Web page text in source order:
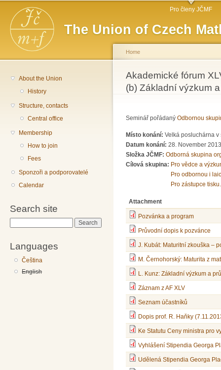
The Union of Czech
Main menu Pro členy JČMF
About the Union
History
Structure, contacts
Central office
Membership
How to join
Fees
Sponzoři a podporovatelé
Calendar
Search site
Languages
Čeština
English
You are here
Home
Akademické fórum
(b) Základní výzkum
Seminář pořádaný Odbornou
Místo konání: Velká posluchárna v
Datum konání: 28. November
Složka JČMF: Odborná skupina
Cílová skupina: Pro vědce a
Pro odbornou i
Pro zástupce tisku.
Attachment
Pozvánka a program
Průvodní dopis k pozvánce
J. Kubát: Maturitní zkouška –
M. Černohorský: Maturita z
L. Kunz: Základní výzkum a
Záznam z AF XLV
Seznam účastníků
Dopis prof. R. Haňky
Ke Statutu Ceny ministra pro
Vyhlášení Stipendia Georga
Udělená Stipendia Georga